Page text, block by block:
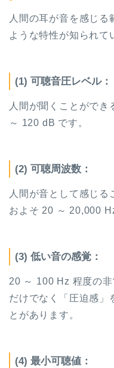
人間の耳が音を感じ
ような特性が知られて
(1) 可聴音圧レベル：
人間が聞くことができ
～ 120 dB です。
(2) 可聴周波数：
人間が音として感じる
およそ 20 ～ 20,000
(3) 低い音の感覚：
20 ～ 100 Hz 程度の
だけでなく「圧迫感」
とがあります。
(4) 最小可聴値：